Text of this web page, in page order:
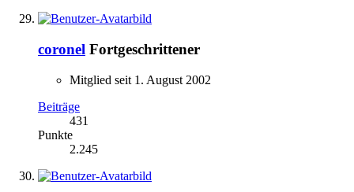
coronel Fortgeschrittener
Mitglied seit 1. August 2002
Beiträge
431
Punkte
2.245